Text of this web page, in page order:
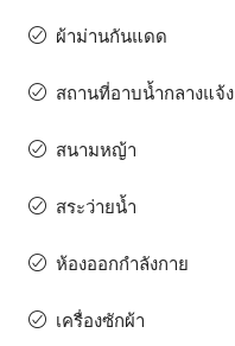
ผ้าม่านกันแดด
สถานที่อาบน้ำกลางแจ้ง
สนามหญ้า
สระว่ายน้ำ
ห้องออกกำลังกาย
เครื่องซักผ้า